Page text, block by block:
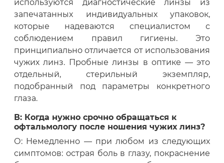
используются диагностические линзы из
запечатанных индивидуальных упаковок,
которые надеваются специалистом с
соблюдением правил гигиены. Это
принципиально отличается от использования
чужих линз. Пробные линзы в оптике — это
отдельный, стерильный экземпляр,
подобранный под параметры конкретного
глаза.
В: Когда нужно срочно обращаться к
офтальмологу после ношения чужих линз?
О: Немедленно — при любом из следующих
симптомов: острая боль в глазу, покраснение